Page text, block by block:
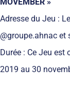
Adresse du Jeu :
@groupe.ahnac et
Durée : Ce Jeu
2019 au 30